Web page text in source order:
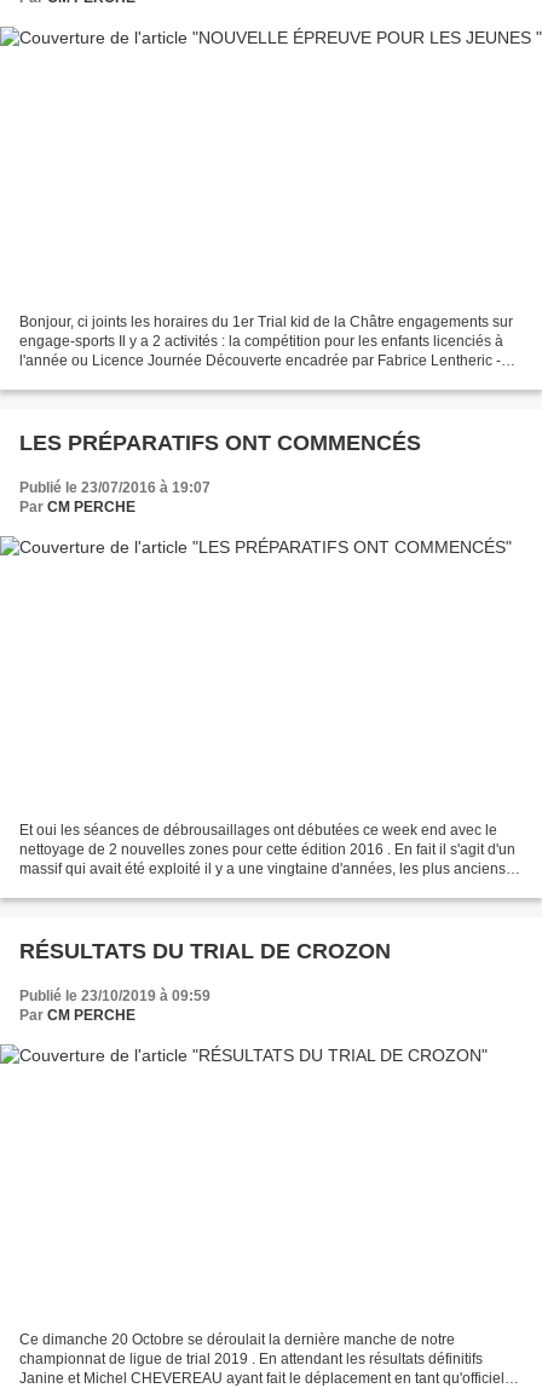
Bonjour, ci joints les horaires du 1er Trial kid de la Châtre engagements sur
engage-sports Il y a 2 activités : la compétition pour les enfants licenciés à
l'année ou Licence Journée Découverte encadrée par Fabrice Lentheric -
LES PRÉPARATIFS ONT COMMENCÉS
Publié le 23/07/2016 à 19:07
Par CM PERCHE
Et oui les séances de débrousaillages ont débutées ce week end avec le
nettoyage de 2 nouvelles zones pour cette édition 2016 . En fait il s'agit d'un
massif qui avait été exploité il y a une vingtaine d'années, les plus anciens
RÉSULTATS DU TRIAL DE CROZON
Publié le 23/10/2019 à 09:59
Par CM PERCHE
Ce dimanche 20 Octobre se déroulait la dernière manche de notre
championnat de ligue de trial 2019 . En attendant les résultats définitifs
Janine et Michel CHEVEREAU ayant fait le déplacement en tant qu'officiels